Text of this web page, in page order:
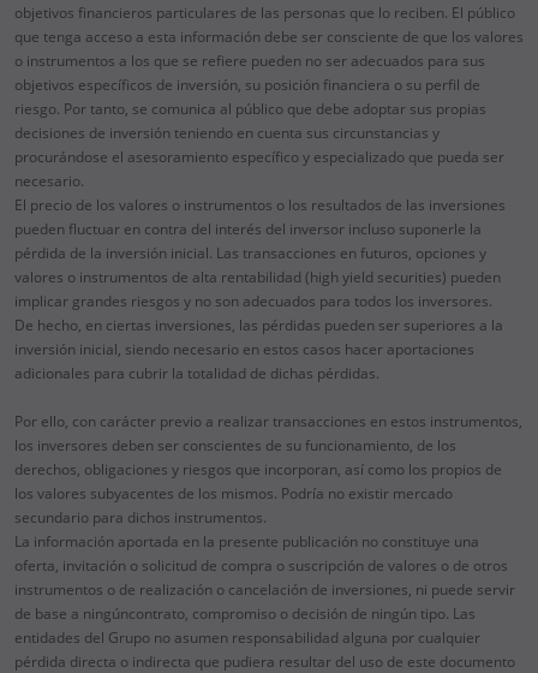
objetivos financieros particulares de las personas que lo reciben. El público
que tenga acceso a esta información debe ser consciente de que los valores
o instrumentos a los que se refiere pueden no ser adecuados para sus
objetivos específicos de inversión, su posición financiera o su perfil de
riesgo. Por tanto, se comunica al público que debe adoptar sus propias
decisiones de inversión teniendo en cuenta sus circunstancias y
procurándose el asesoramiento específico y especializado que pueda ser
necesario.
El precio de los valores o instrumentos o los resultados de las inversiones
pueden fluctuar en contra del interés del inversor incluso suponerle la
pérdida de la inversión inicial. Las transacciones en futuros, opciones y
valores o instrumentos de alta rentabilidad (high yield securities) pueden
implicar grandes riesgos y no son adecuados para todos los inversores.
De hecho, en ciertas inversiones, las pérdidas pueden ser superiores a la
inversión inicial, siendo necesario en estos casos hacer aportaciones
adicionales para cubrir la totalidad de dichas pérdidas.
Por ello, con carácter previo a realizar transacciones en estos instrumentos,
los inversores deben ser conscientes de su funcionamiento, de los
derechos, obligaciones y riesgos que incorporan, así como los propios de
los valores subyacentes de los mismos. Podría no existir mercado
secundario para dichos instrumentos.
La información aportada en la presente publicación no constituye una
oferta, invitación o solicitud de compra o suscripción de valores o de otros
instrumentos o de realización o cancelación de inversiones, ni puede servir
de base a ningúncontrato, compromiso o decisión de ningún tipo. Las
entidades del Grupo no asumen responsabilidad alguna por cualquier
pérdida directa o indirecta que pudiera resultar del uso de este documento